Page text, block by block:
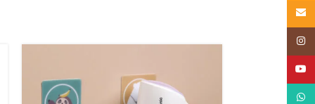
ទំពក់ព្យួរ –
Email